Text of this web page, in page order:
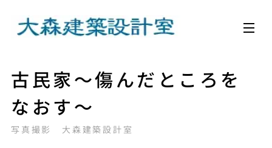
古民家～傷んだところを
なおす～
写真撮影 大森建築設計室